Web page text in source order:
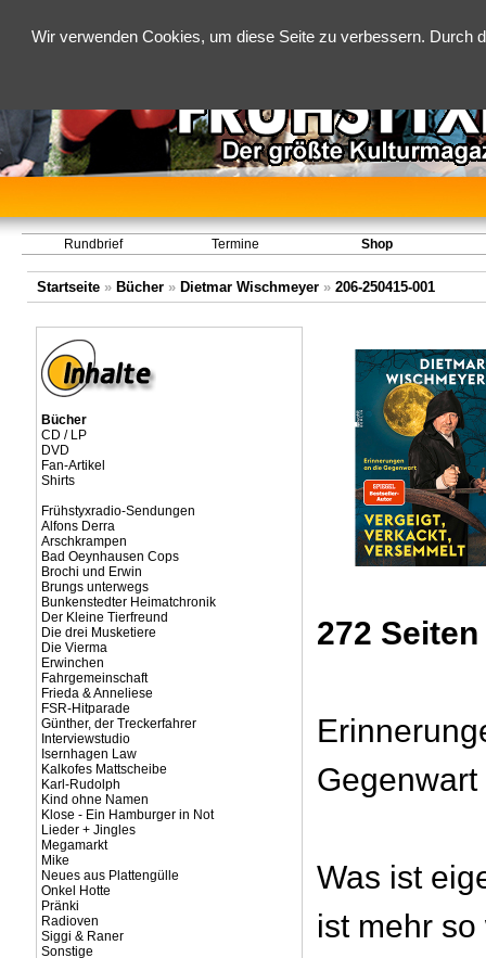
Wir verwenden Cookies, um diese Seite zu verbessern.
Rundbrief Termine Shop
Startseite» Bücher» Dietmar Wischmeyer» 206-250415-001
Bücher
CD / LP
DVD
Fan-Artikel
Shirts
Frühstyxradio-Sendungen
Alfons Derra
Arschkrampen
Bad Oeynhausen Cops
Brochi und Erwin
Brungs unterwegs
Bunkenstedter Heimatchronik
Der Kleine Tierfreund
Die drei Musketiere
Die Vierma
Erwinchen
Fahrgemeinschaft
Frieda & Anneliese
FSR-Hitparade
Günther, der Treckerfahrer
Interviewstudio
Isernhagen Law
Kalkofes Mattscheibe
Karl-Rudolph
Kind ohne Namen
Klose - Ein Hamburger in Not
Lieder + Jingles
Megamarkt
Mike
Neues aus Plattengülle
Onkel Hotte
Pränki
Radioven
Siggi & Raner
Sonstige
272 Seiten
Gegenwart
Was ist
ist mehr